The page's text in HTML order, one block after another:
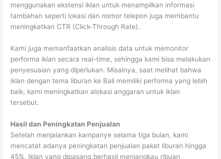
menggunakan ekstensi iklan untuk menampilkan informasi
tambahan seperti lokasi dan nomor telepon juga membantu
meningkatkan CTR (Click-Through Rate).
Kami juga memanfaatkan analisis data untuk memonitor
performa iklan secara real-time, sehingga kami bisa melakukan
penyesuaian yang diperlukan. Misalnya, saat melihat bahwa
iklan dengan tema liburan ke Bali memiliki performa yang lebih
baik, kami meningkatkan alokasi anggaran untuk iklan
tersebut.
Hasil dan Peningkatan Penjualan
Setelah menjalankan kampanye selama tiga bulan, kami
mencatat adanya peningkatan penjualan paket liburan hingga
45%. Iklan yang dipasang berhasil menjangkau ribuan